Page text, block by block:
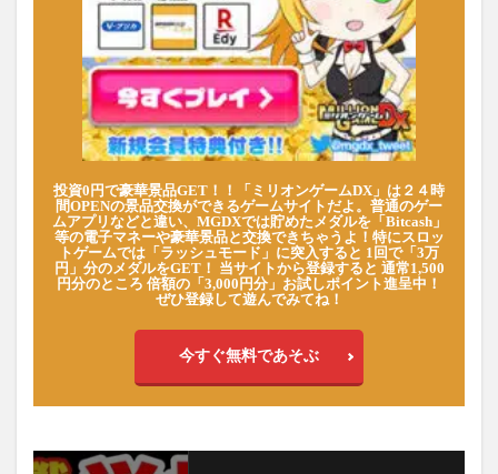
投資0円で豪華景品GET！！「ミリオンゲームDX」は２４時
間OPENの景品交換ができるゲームサイトだよ。普通のゲー
ムアプリなどと違い、MGDXでは貯めたメダルを「Bitcash」
等の電子マネーや豪華景品と交換できちゃうよ！特にスロッ
トゲームでは「ラッシュモード」に突入すると 1回で「3万
円」分のメダルをGET！ 当サイトから登録すると 通常1,500
円分のところ 倍額の「3,000円分」お試しポイント進呈中！
ぜひ登録して遊んでみてね！
今すぐ無料であそぶ